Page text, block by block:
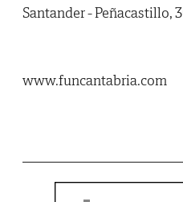
Santander - Peñacastillo,
www.funcantabria.com